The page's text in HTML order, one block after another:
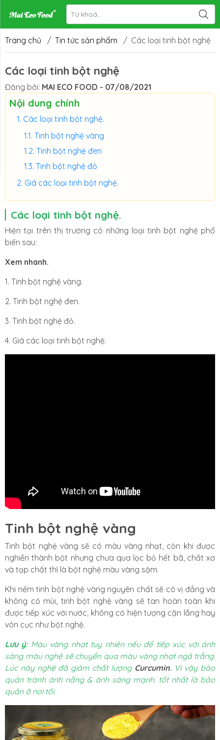
Trang chủ / Tin tức sản phẩm / Các loại tinh bột nghệ
Các loại tinh bột nghệ
Đăng bởi: MAI ECO FOOD - 07/08/2021
Nội dung chính
Các loại tinh bột nghệ.
Tinh bột nghệ vàng
Tinh bột nghệ đen
Tinh bột nghệ đỏ
Giá các loại tinh bột nghệ.
Các loại tinh bột nghệ.
Hiện tại trên thị trường có những loại tinh bột nghệ phổ
biến sau:
Xem nhanh.
1. Tinh bột nghệ vàng.
2. Tinh bột nghệ đen.
3. Tinh bột nghệ đỏ.
4. Giá các loại tinh bột nghệ.
Tinh bột nghệ vàng
Tinh bột nghệ vàng sẽ có màu vàng nhạt, còn khi được
nghiền thành bột nhưng chưa qua lọc bỏ hết bã, chất xơ
và tạp chất thì là bột nghệ màu vàng sậm.
Khi nếm tinh bột nghệ vàng nguyên chất sẽ có vị đắng và
không có mùi, tinh bột nghệ vàng sẽ tan hoàn toàn khi
được tiếp xúc với nước, không có hiện tượng cặn lắng hay
vón cục như bột nghệ.
Lưu ý: Màu vàng nhạt tuy nhiên nếu để tiếp xúc với ánh
sáng màu nghệ sẽ chuyển qua màu vàng nhạt ngả trắng.
Lúc này nghệ đã giảm chất lượng Curcumin. Vì vậy bảo
quản tránh ánh nắng & ánh sáng mạnh. tốt nhất là bảo
quản ở nơi tối.